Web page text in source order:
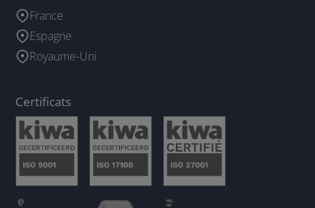
France
Espagne
Royaume-Uni
Certificats